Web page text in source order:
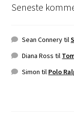
Seneste
Sean Connerytil
Diana Ross til
Simon til Polo